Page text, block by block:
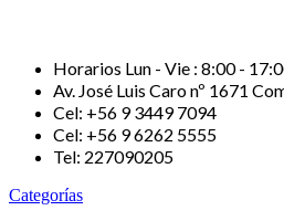
Horarios Lun - Vie : 8:00 -
Av. José Luis Caro nº 1671
Cel: +56 9 3449 7094
Cel: +56 9 6262 5555
Tel: 227090205
Categorías